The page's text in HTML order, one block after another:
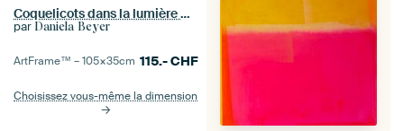
Coquelicots dans la lumière d'été III
par Daniela Beyer
ArtFrame™ –105×35cm 115.-CHF
Choisissez vous-même la dimension